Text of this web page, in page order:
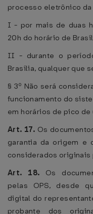
processo eletrônico da
I - por mais de duas
20h do horário de
II - durante o
Brasília, qualquer que
§ 3º Não será
funcionamento do
em horários de pico
Art. 17. Os
garantia da origem e
considerados
Art. 18. Os
pelas OPS, desde
digital do
probante dos